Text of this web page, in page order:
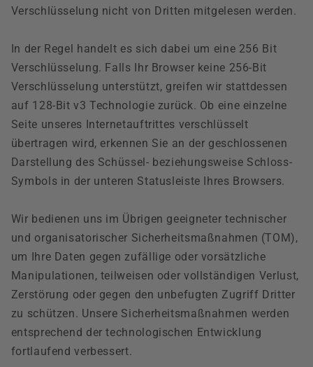
Verschlüsselung nicht von Dritten mitgelesen werden.
In der Regel handelt es sich dabei um eine 256 Bit
Verschlüsselung. Falls Ihr Browser keine 256-Bit
Verschlüsselung unterstützt, greifen wir stattdessen
auf 128-Bit v3 Technologie zurück. Ob eine einzelne
Seite unseres Internetauftrittes verschlüsselt
übertragen wird, erkennen Sie an der geschlossenen
Darstellung des Schüssel- beziehungsweise Schloss-
Symbols in der unteren Statusleiste Ihres Browsers.
Wir bedienen uns im Übrigen geeigneter technischer
und organisatorischer Sicherheitsmaßnahmen (TOM),
um Ihre Daten gegen zufällige oder vorsätzliche
Manipulationen, teilweisen oder vollständigen Verlust,
Zerstörung oder gegen den unbefugten Zugriff Dritter
zu schützen. Unsere Sicherheitsmaßnahmen werden
entsprechend der technologischen Entwicklung
fortlaufend verbessert.